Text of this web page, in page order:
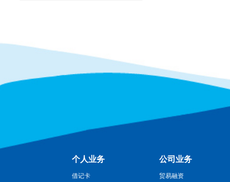
个人业务
借记卡
公司业务
贸易融资